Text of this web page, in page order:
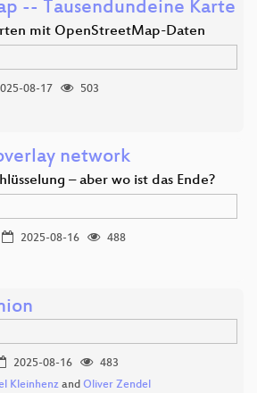
-- Tausendundeine Karte
mit OpenStreetMap-Daten
08-17
503
network
– aber wo ist das Ende?
2025-08-16
488
2025-08-16
483
Kleinhenz and Oliver Zendel